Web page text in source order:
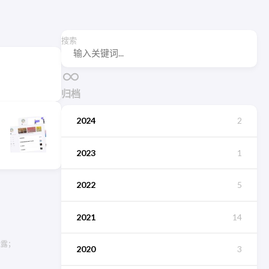
；
搜索
归档
2024 2
2023 1
2022 5
2021 14
2020 3